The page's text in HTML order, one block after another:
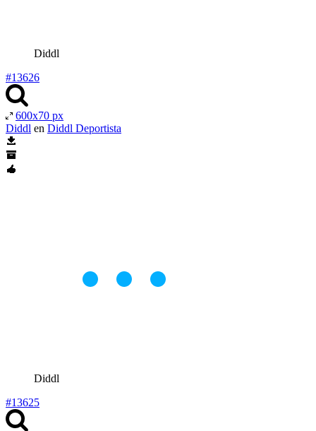
Diddl
#13626
600x70 px
Diddl en Diddl Deportista
Diddl
#13625